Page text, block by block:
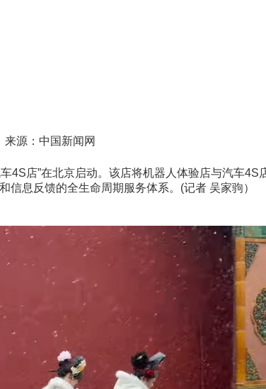
源：中国新闻网
店”在北京启动。该店将机器人体验店与汽车4S
信息反馈的全生命周期服务体系。(记者 吴家驹）